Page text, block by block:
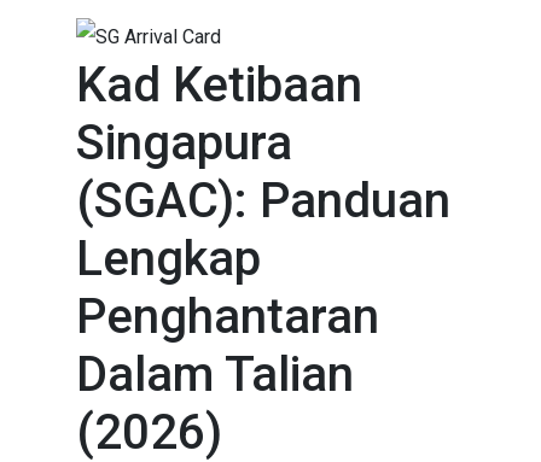
Kad Ketibaan
Singapura
(SGAC): Panduan
Lengkap
Penghantaran
Dalam Talian
(2026)